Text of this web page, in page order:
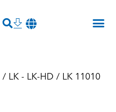
/ LK - LK-HD / LK 11010